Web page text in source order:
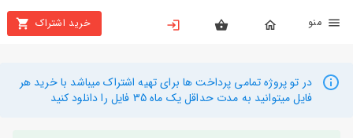
خرید اشتراک
بستن
محصولات
تهیه
در تو پروژه تمامی پرداخت ها برای تهیه اشتراک میباشد با خرید هر
فایل میتوانید به مدت حداقل یک ماه 35 فایل را دانلود کنید